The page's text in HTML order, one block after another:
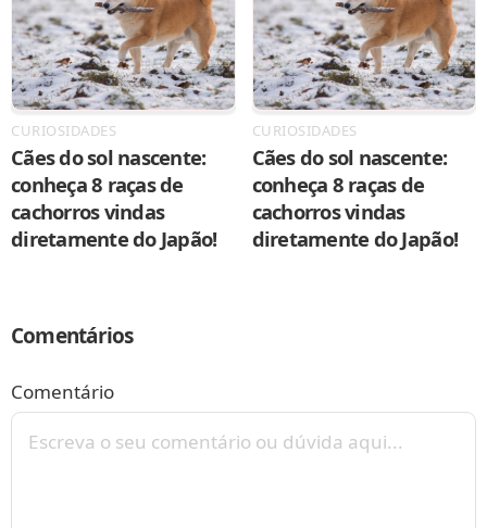
CURIOSIDADES
Cães do sol nascente:
conheça 8 raças de
cachorros vindas
diretamente do Japão!
CURIOSIDADES
Cães do sol nascente:
conheça 8 raças de
cachorros vindas
diretamente do Japão!
Comentários
Comentário